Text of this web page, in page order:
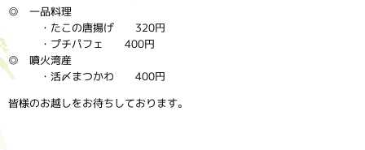
◎ 一品料理
・たこの唐揚げ 320円
・プチパフェ 400円
◎ 噴火湾産
・活〆まつかわ 400円
皆様のお越しをお待ちしております。